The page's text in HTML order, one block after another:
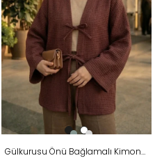
Gülkurusu Önü Bağlamalı Kimono Tunik / Likralı Ütü İstemez Kumaş